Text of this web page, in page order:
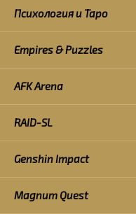
Психология и Таро
Empires & Puzzles
AFK Arena
RAID-SL
Genshin Impact
Magnum Quest